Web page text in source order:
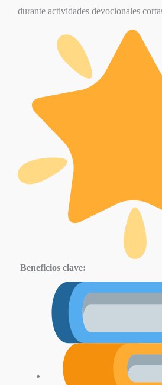
durante actividades devocionales
Beneficios clave: